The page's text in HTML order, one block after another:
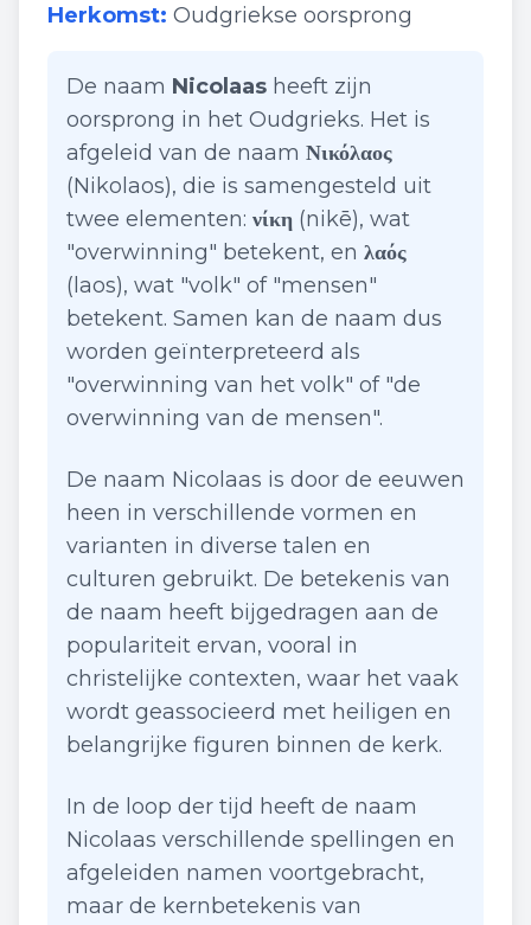
Herkomst: Oudgriekse oorsprong
De naam Nicolaas heeft zijn
oorsprong in het Oudgrieks. Het is
afgeleid van de naam Νικόλαος
(Nikolaos), die is samengesteld uit
twee elementen: νίκη (nikē), wat
"overwinning" betekent, en λαός
(laos), wat "volk" of "mensen"
betekent. Samen kan de naam dus
worden geïnterpreteerd als
"overwinning van het volk" of "de
overwinning van de mensen".
De naam Nicolaas is door de eeuwen
heen in verschillende vormen en
varianten in diverse talen en
culturen gebruikt. De betekenis van
de naam heeft bijgedragen aan de
populariteit ervan, vooral in
christelijke contexten, waar het vaak
wordt geassocieerd met heiligen en
belangrijke figuren binnen de kerk.
In de loop der tijd heeft de naam
Nicolaas verschillende spellingen en
afgeleiden namen voortgebracht,
maar de kernbetekenis van